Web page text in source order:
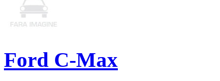
Ford C-Max